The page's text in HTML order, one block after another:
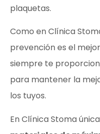
plaquetas.
Como en Clínica
prevención es el
siempre te
para mantener la
los tuyos.
En Clínica Stoma